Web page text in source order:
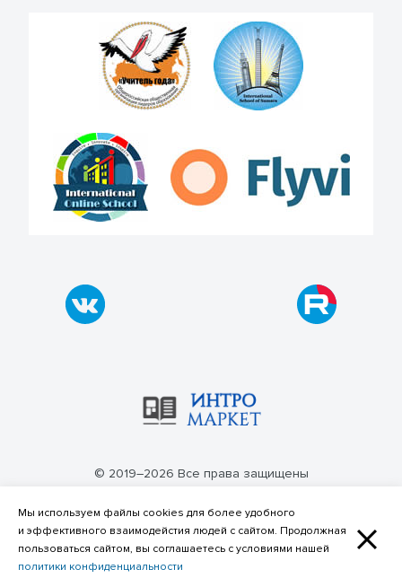
© 2019–2026 Все права защищены
Политика конфиденциальности
Мы используем файлы cookies для более удобного
и эффективного взаимодейстия людей с сайтом. Продолжная
пользоваться сайтом, вы соглашаетесь с условиями нашей
политики конфиденциальности